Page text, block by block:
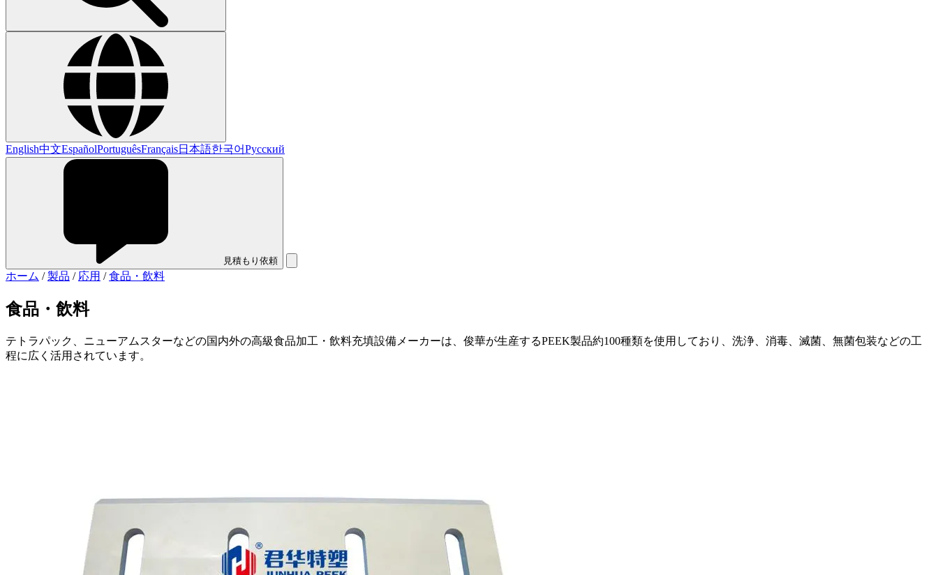
English中文EspañolPortuguêsFrançais日本語한국어Русский
見積もり依頼
ホーム /製品 / 応用 /食品・飲料
食品・飲料
テトラパック、ニューアムスターなどの国内外の高級食品加工・飲料充填設備メーカーは、俊華が生産するPEEK製品約100種類を使用しており、洗浄、消毒、滅菌、無菌包装などの工
程に広く活用されています。